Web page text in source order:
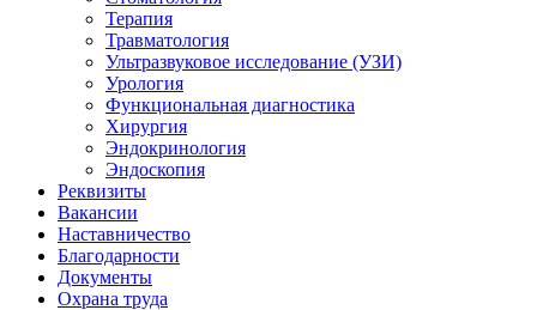
Терапия
Травматология
Ультразвуковое исследование (УЗИ)
Урология
Функциональная диагностика
Хирургия
Эндокринология
Эндоскопия
Реквизиты
Вакансии
Наставничество
Благодарности
Документы
Охрана труда